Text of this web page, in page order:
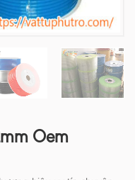
Oem